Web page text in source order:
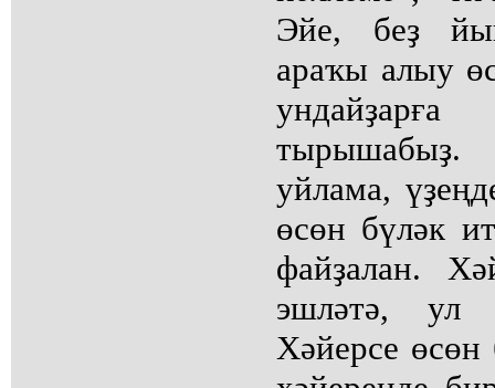
Эйе, беҙ
араҡы алыу
тырышабыҙ.
уйлама,
өсөн бүләк
файҙалан.
эшләтә, ул
Хәйерсе